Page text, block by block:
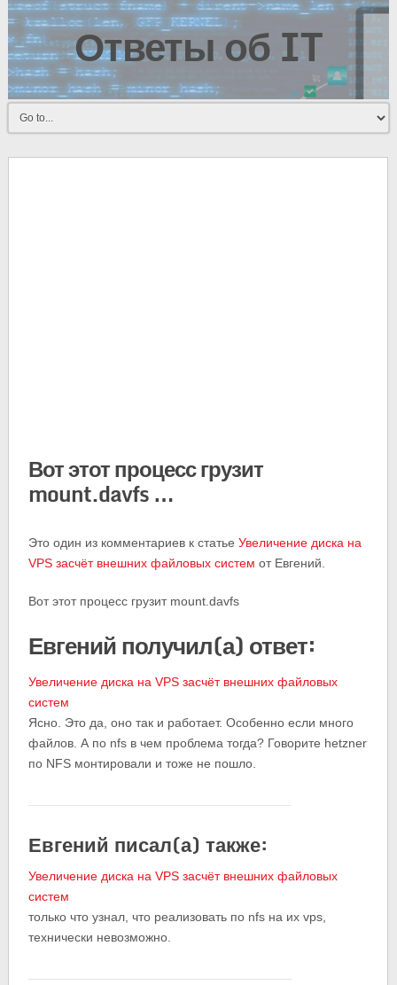
Ответы об IT
Вот этот процесс грузит
mount.davfs …
Это один из комментариев к статье Увеличение диска на
VPS засчёт внешних файловых систем от Евгений.
Вот этот процесс грузит mount.davfs
Евгений получил(а) ответ:
Увеличение диска на VPS засчёт внешних файловых
систем
Ясно. Это да, оно так и работает. Особенно если много
файлов. А по nfs в чем проблема тогда? Говорите hetzner
по NFS монтировали и тоже не пошло.
Евгений писал(а) также:
Увеличение диска на VPS засчёт внешних файловых
систем
только что узнал, что реализовать по nfs на их vps,
технически невозможно.